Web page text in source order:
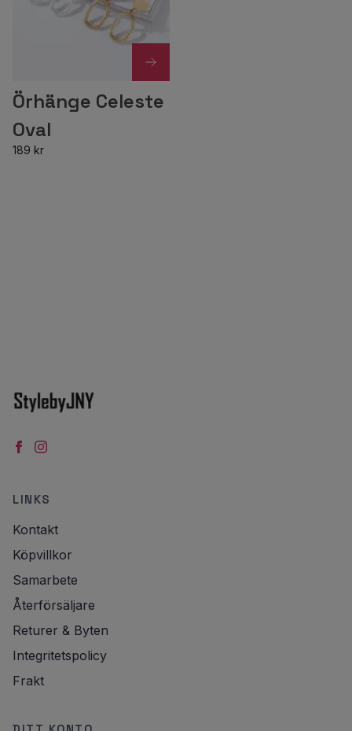
Örhänge Celeste
Oval
189 kr
LINKS
Kontakt
Köpvillkor
Samarbete
Återförsäljare
Returer & Byten
Integritetspolicy
Frakt